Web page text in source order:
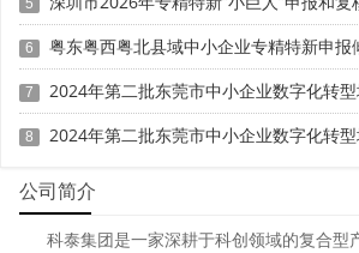
6 粤东粤西粤北县域中小企业专精特新申报
7 2024年第二批东莞市中小企业数字化转型城市试点专项资金两化
8 2024年第二批东莞市中小企业数字化转型城市试点专项资金两化融合管理
公司简介
科泰集团是一家深耕于科创领域的复合型